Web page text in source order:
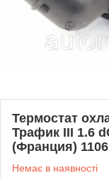
Термостат
Трафик III 1.6
(Франция)
Немає в наявності